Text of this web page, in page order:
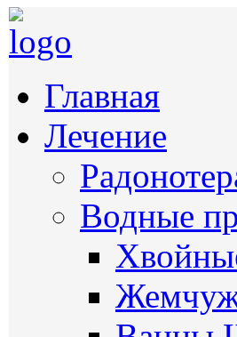
Главная
Лечение
Водные